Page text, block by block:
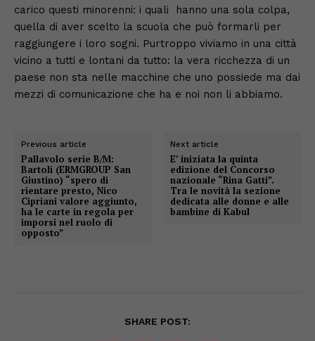
carico questi minorenni: i quali hanno una sola colpa,
quella di aver scelto la scuola che può formarli per
raggiungere i loro sogni. Purtroppo viviamo in una città
vicino a tutti e lontani da tutto: la vera ricchezza di un
paese non sta nelle macchine che uno possiede ma dai
mezzi di comunicazione che ha e noi non li abbiamo.
Previous article
Pallavolo serie B/M:
Bartoli (ERMGROUP San
Giustino) “spero di
rientare presto, Nico
Cipriani valore aggiunto,
ha le carte in regola per
imporsi nel ruolo di
opposto”
Next article
E’ iniziata la quinta
edizione del Concorso
nazionale “Rina Gatti”.
Tra le novità la sezione
dedicata alle donne e alle
bambine di Kabul
SHARE POST: